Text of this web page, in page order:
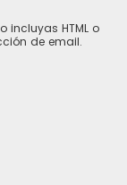
incluyas HTML o
de email.